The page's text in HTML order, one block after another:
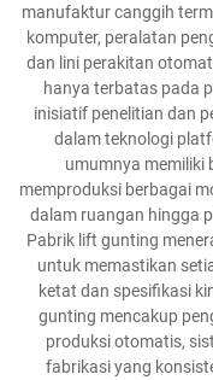
manufaktur canggih
komputer, peralatan
dan lini perakitan
hanya terbatas pada
inisiatif penelitian dan
dalam teknologi
umumnya memiliki
memproduksi berbagai
dalam ruangan hingga
Pabrik lift gunting
untuk memastikan
ketat dan spesifikasi
gunting mencakup
produksi otomatis,
fabrikasi yang